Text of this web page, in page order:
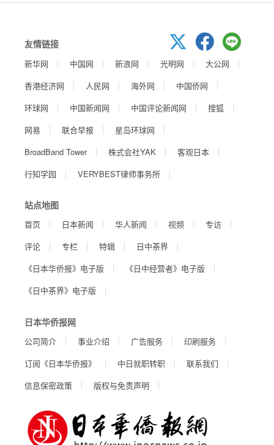
友情链接
新华网 中国网 新浪网 光明网
大公网
香港经济网
人民网 海外网
中国侨网
环球网
中国新闻网 中国评论新闻网
搜狐
网易
联合早报
星岛环球网
BroadBand Tower
株式会社YAK
客观日本
行知学园
VERYBEST律师事务所
站点地图
首页 日本新闻 华人新闻 视频
专访
评论
专栏 特辑
日中茶界
《日本华侨报》电子版
《日中经营者》电子版
《日中茶界》电子版
日本华侨报网
公司简介 事业介绍 广告服务
印刷服务
订阅《日本华侨报》
中日就职转职
联系我们
信息保密政策
版权与免责声明